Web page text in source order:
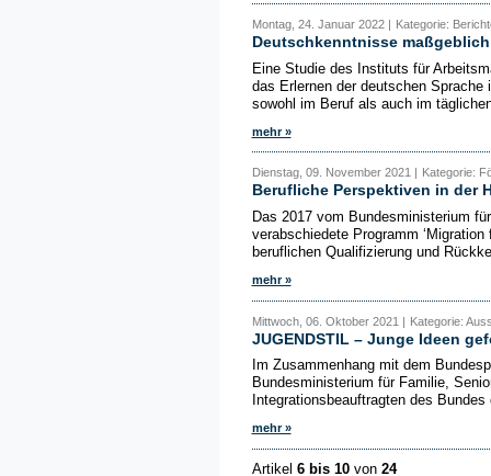
Montag, 24. Januar 2022 | Kategorie:
Deutschkenntnisse
Eine Studie des Instituts für
das Erlernen der deutschen
sowohl im Beruf als auch im
mehr »
Dienstag, 09. November 2021 | Kategorie:
Berufliche Perspektiven in der
Das 2017 vom Bundesministerium
verabschiedete Programm
beruflichen Qualifizierung und
mehr »
Mittwoch, 06. Oktober 2021 | Kategorie:
JUGENDSTIL – Junge Ideen
Im Zusammenhang mit dem
Bundesministerium für Familie,
Integrationsbeauftragten des
mehr »
Artikel 6 bis 10von 24